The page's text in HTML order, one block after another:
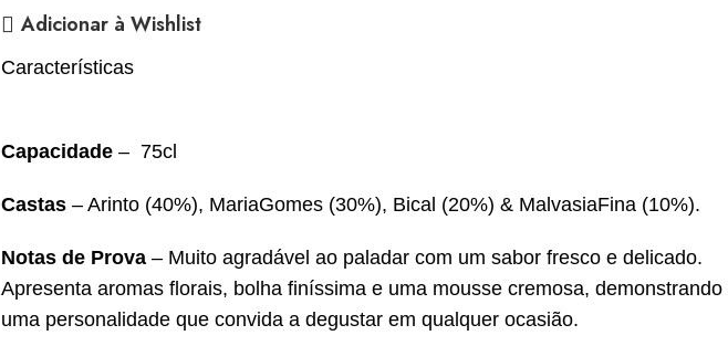
Adicionar à Wishlist
Características
Capacidade – 75cl
Castas – Arinto (40%), Maria­Gomes (30%), Bical (20%) & MalvasiaFina (10%).
Notas de Prova – Muito agradável ao paladar com um sabor fresco e delicado.
Apresenta aromas florais, bolha finíssima e uma mousse cremosa, demonstrando
uma personalidade que convida a degustar em qualquer ocasião.